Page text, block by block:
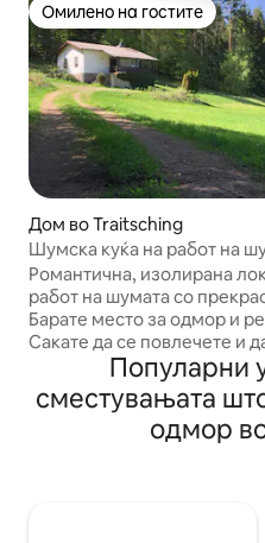
Омилено на гостите
Омилено на гостите
Дом во Traitsching
Шумска куќа на работ на
поглед на баварската шума
Романтична, изолирана
работ на шумата со
Барате место за одмор и
Сакате да се повлечете и
започнете денот со свеж
воздух? Во нашата куќа на работ на
шумата, ви ги даваме
слободата за зелени мисли.
Популарни
сместувањата
одмор